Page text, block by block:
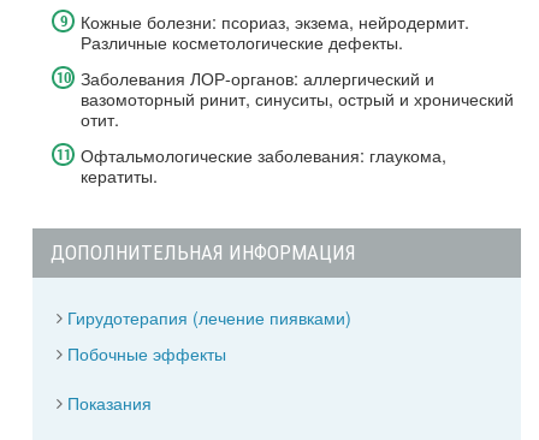
Кожные болезни: псориаз, экзема, нейродермит.
Различные косметологические дефекты.
Заболевания ЛОР-органов: аллергический и
вазомоторный ринит, синуситы, острый и хронический
отит.
Офтальмологические заболевания: глаукома,
кератиты.
ДОПОЛНИТЕЛЬНАЯ ИНФОРМАЦИЯ
Гирудотерапия (лечение пиявками)
Побочные эффекты
Показания